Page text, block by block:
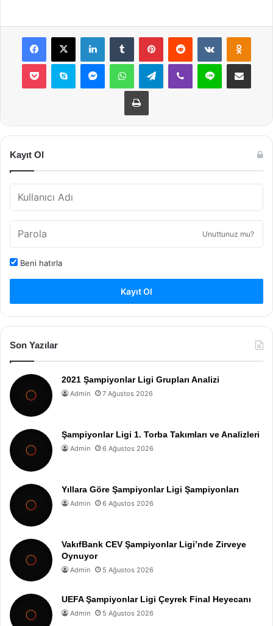
Facebook
X LinkedInTumblr PinterestReddit VKontakte
Pocket Skype MessengerWhatsAppTelegramViber Line E-Posta ile
Yazdır
Kayıt Ol
Unuttunuz mu?
Beni hatırla
Kayıt Ol
Son Yazılar
2021 Şampiyonlar Ligi Grupları Analizi
Admin 7 Ağustos 2026
Şampiyonlar Ligi 1. Torba Takımları ve Analizleri
Admin 6 Ağustos 2026
Yıllara Göre Şampiyonlar Ligi Şampiyonları
Admin 6 Ağustos 2026
VakıfBank CEV Şampiyonlar Ligi’nde Zirveye
Oynuyor
Admin 5 Ağustos 2026
UEFA Şampiyonlar Ligi Çeyrek Final Heyecanı
Admin 5 Ağustos 2026